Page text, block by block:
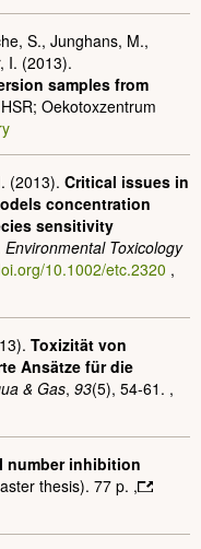
S., Junghans, M.,
I. (2013).
samples from
Oekotoxzentrum
(2013). Critical issues in
concentration
sensitivity
Environmental Toxicology
10.1002/etc.2320 ,
Toxizität von
Ansätze für die
& Gas, 93(5), 54-61. ,
number inhibition
thesis). 77 p. ,